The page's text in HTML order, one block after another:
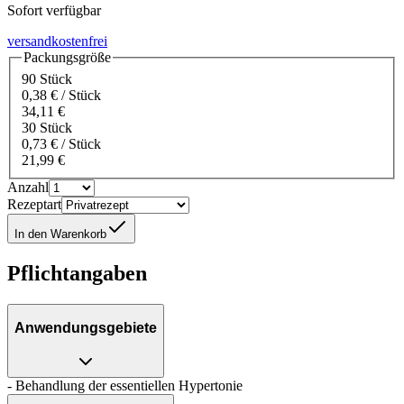
Sofort verfügbar
versandkostenfrei
Packungsgröße
90 Stück
0,38 € / Stück
34,11 €
30 Stück
0,73 € / Stück
21,99 €
Anzahl
Rezeptart
In den Warenkorb
Pflichtangaben
Anwendungsgebiete
- Behandlung der essentiellen Hypertonie